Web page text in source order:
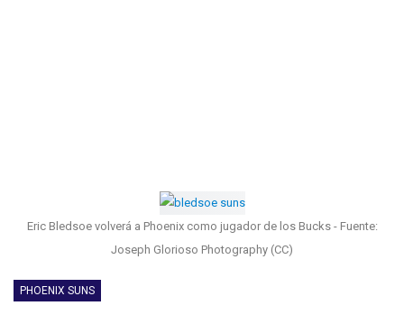
Eric Bledsoe volverá a Phoenix como jugador de los Bucks - Fuente:
Joseph Glorioso Photography (CC)
PHOENIX SUNS